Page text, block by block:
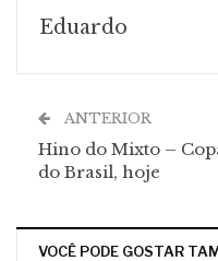
Eduardo
ANTERIOR
Hino do Mixto –
do Brasil, hoje
VOCÊ PODE GOSTAR